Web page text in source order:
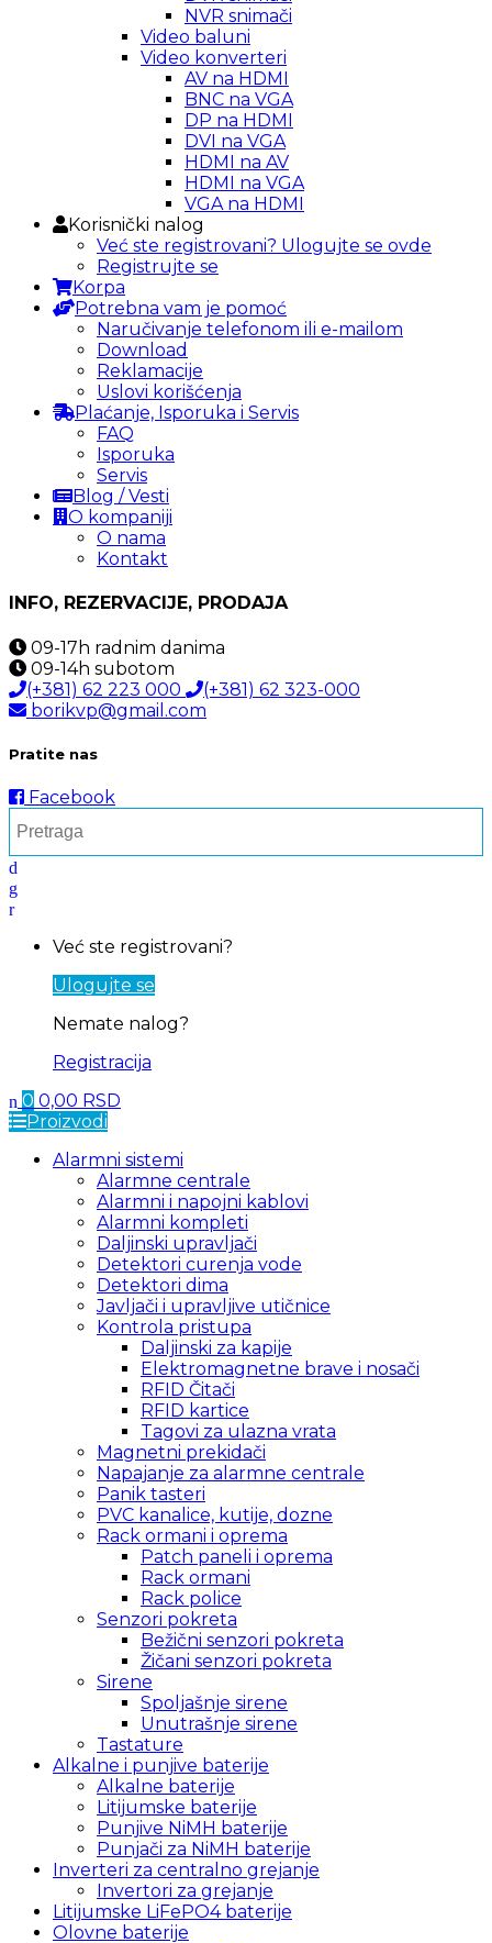
NVR snimači
Video baluni
Video konverteri
AV na HDMI
BNC na VGA
DP na HDMI
DVI na VGA
HDMI na AV
HDMI na VGA
VGA na HDMI
Korisnički nalog
Već ste registrovani? Ulogujte se ovde
Registrujte se
Korpa
Potrebna vam je pomoć
Naručivanje telefonom ili e-mailom
Download
Reklamacije
Uslovi korišćenja
Plaćanje, Isporuka i Servis
FAQ
Isporuka
Servis
Blog / Vesti
O kompaniji
O nama
Kontakt
INFO, REZERVACIJE, PRODAJA
09-17h radnim danima
09-14h subotom
(+381) 62 223 000
(+381) 62 323-000
borikvp@gmail.com
Pratite nas
Facebook
Već ste registrovani?
Ulogujte se
Nemate nalog?
Registracija
0 0,00 RSD
Proizvodi
Alarmni sistemi
Alarmne centrale
Alarmni i napojni kablovi
Alarmni kompleti
Daljinski upravljači
Detektori curenja vode
Detektori dima
Javljači i upravljive utičnice
Kontrola pristupa
Daljinski za kapije
Elektromagnetne brave i nosači
RFID Čitači
RFID kartice
Tagovi za ulazna vrata
Magnetni prekidači
Napajanje za alarmne centrale
Panik tasteri
PVC kanalice, kutije, dozne
Rack ormani i oprema
Patch paneli i oprema
Rack ormani
Rack police
Senzori pokreta
Bežični senzori pokreta
Žičani senzori pokreta
Sirene
Spoljašnje sirene
Unutrašnje sirene
Tastature
Alkalne i punjive baterije
Alkalne baterije
Litijumske baterije
Punjive NiMH baterije
Punjači za NiMH baterije
Inverteri za centralno grejanje
Invertori za grejanje
Litijumske LiFePO4 baterije
Olovne baterije